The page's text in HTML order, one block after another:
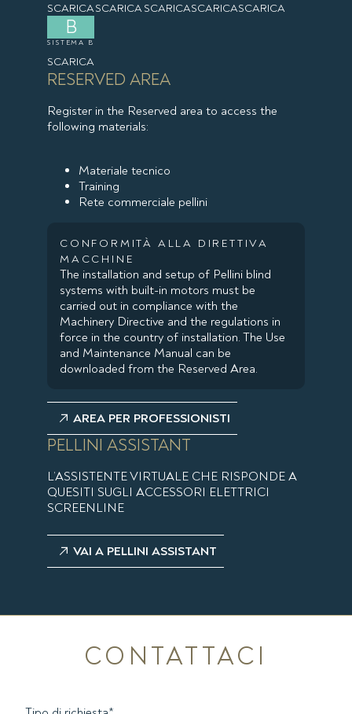
SCARICASCARICASCARICASCARICASCARICA
B
SISTEMA B
SCARICA
RESERVED AREA
Register in the Reserved area to access the
following materials:
Materiale tecnico
Training
Rete commerciale pellini
CONFORMITÀ ALLA DIRETTIVA
MACCHINE
The installation and setup of Pellini blind
systems with built-in motors must be
carried out in compliance with the
Machinery Directive and the regulations in
force in the country of installation. The Use
and Maintenance Manual can be
downloaded from the Reserved Area.
AREA PER PROFESSIONISTI
PELLINI ASSISTANT
L’ASSISTENTE VIRTUALE CHE RISPONDE A
QUESITI SUGLI ACCESSORI ELETTRICI
SCREENLINE
VAI A PELLINI ASSISTANT
CONTATTACI